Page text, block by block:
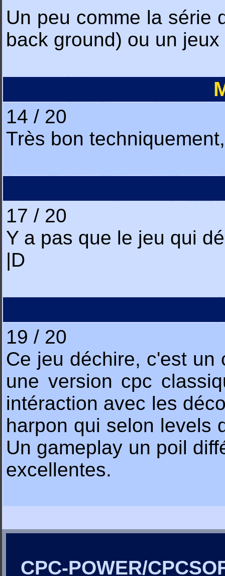
Un peu comme la série
back ground) ou un
14 / 20
Très bon
17 / 20
Y a pas que le jeu qui
|D
19 / 20
Ce jeu déchire, c'est un
une version cpc
intéraction avec les
harpon qui selon levels
Un gameplay un poil
excellentes.
CPC-POWER/